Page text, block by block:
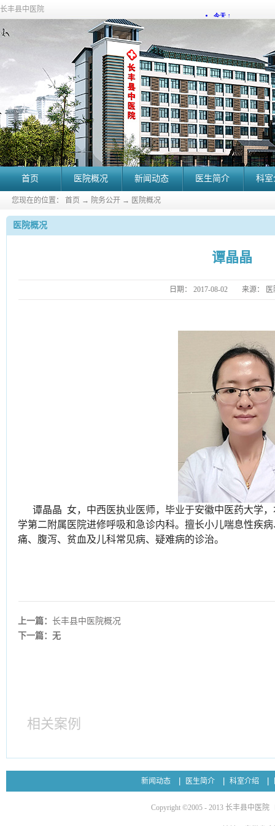
长丰县中医院
首页 医院概况 新闻动态 医生简介 科
您现在的位置： 首页 → 院务公开 → 医院概况
医院概况
谭晶晶
日期： 2017-08-02 来源：
谭晶晶 女，中西医执业医师，毕业于安徽中医药大学
学第二附属医院进修呼吸和急诊内科。擅长小儿喘息性疾
痛、腹泻、贫血及儿科常见病、疑难病的诊治。
上一篇：长丰县中医院概况
下一篇：无
相关案例
新闻动态 医生简介 科室介绍
Copyright ©2005 - 2013 长丰县中医院